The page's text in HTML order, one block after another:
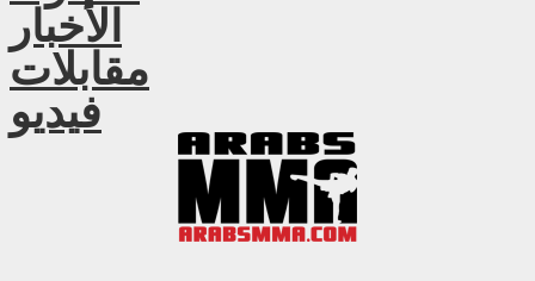
الأخبار
مقابلات
فيديو